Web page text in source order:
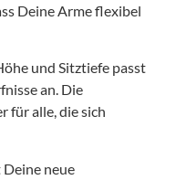
Deine Arme flexibel
und Sitztiefe passt
an. Die
für alle, die sich
neue